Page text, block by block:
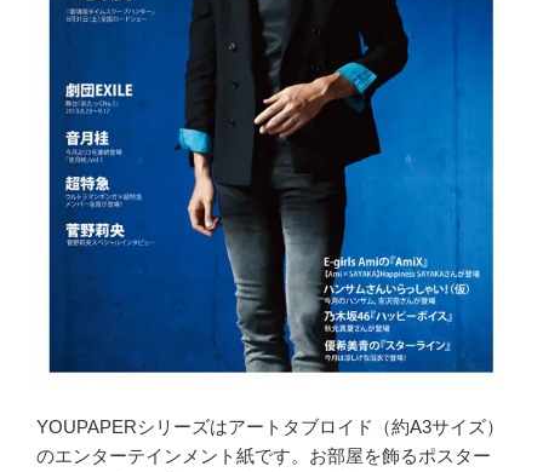
YOUPAPERシリーズはアートタブロイド（約A3サイズ）
のエンターテインメント紙です。お部屋を飾るポスター